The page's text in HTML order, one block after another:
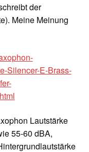
der
Meine Meinung
Silencer-E-Brass-
Lautstärke
55-60 dBA,